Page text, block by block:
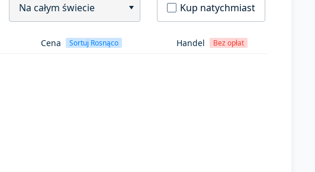
Na całym świecie Kup natychmiast
Cena Sortuj Rosnąco Handel Bez opłat